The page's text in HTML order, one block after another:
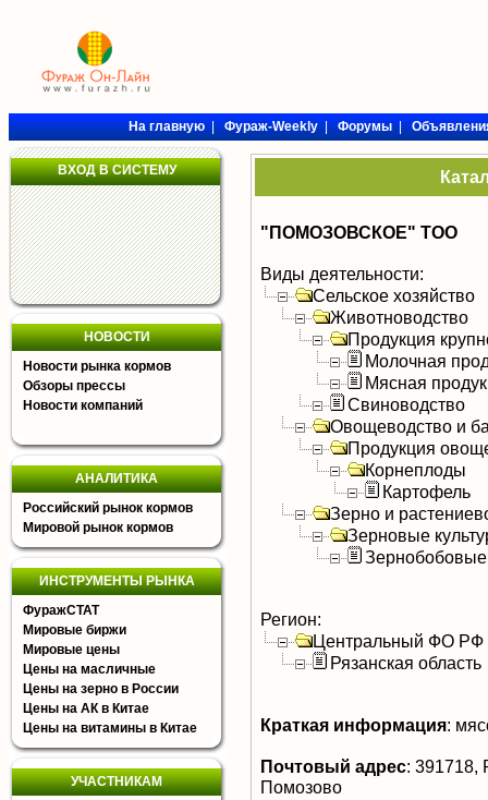
На главную|Фураж-Weekly|Форумы|
ВХОД В СИСТЕМУ
НОВОСТИ
Новости рынка кормов
Обзоры прессы
Новости компаний
АНАЛИТИКА
Российский рынок кормов
Мировой рынок кормов
ИНСТРУМЕНТЫ РЫНКА
ФуражСТАТ
Мировые биржи
Мировые цены
Цены на масличные
Цены на зерно в России
Цены на АК в Китае
Цены на витамины в Китае
УЧАСТНИКАМ
"ПОМОЗОВСКОЕ" ТОО
Виды деятельности:
Сельское хозяйство
Животноводство
Продукция
Молочная
Мясная
Свиноводство
Овощеводство и
Продукция
Корнеплоды
Картофель
Зерно и
Зерновые
Зернобобовые
Регион:
Центральный ФО РФ
Рязанская область
Краткая информация:
Почтовый адрес: 391718,
Помозово